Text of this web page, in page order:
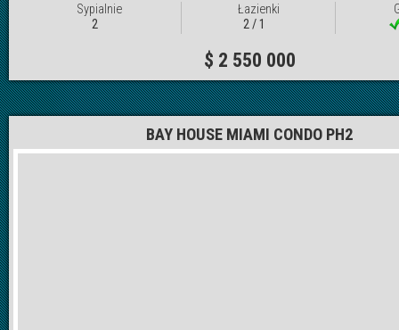
Sypialnie
2
Łazienki
2 / 1
$ 2 550 000
BAY HOUSE MIAMI CONDO PH2